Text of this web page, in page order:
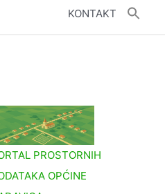
KONTAKT
PROSTORNIH
OPĆINE